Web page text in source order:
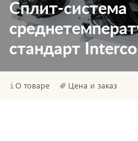
Сплит-система
стандарт
О товаре Цена и заказ